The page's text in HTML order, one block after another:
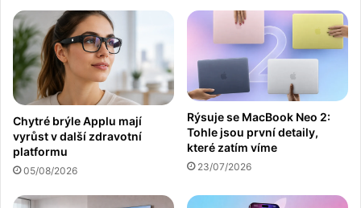
Chytré brýle Applu mají
vyrůst v další zdravotní
platformu
05/08/2026
Rýsuje se MacBook Neo 2:
Tohle jsou první detaily,
které zatím víme
23/07/2026